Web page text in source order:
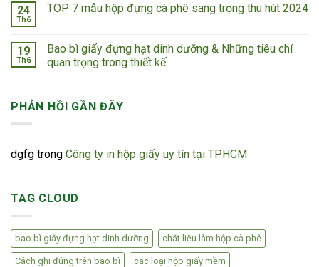
24
Th6
TOP 7 mẫu hộp đựng cà phê sang trọng thu hút 2024
19
Th6
Bao bì giấy đựng hạt dinh dưỡng & Những tiêu chí
quan trọng trong thiết kế
PHẢN HỒI GẦN ĐÂY
dgfg trong Công ty in hộp giấy uy tín tại TPHCM
TAG CLOUD
bao bì giấy đựng hạt dinh dưỡng chất liệu làm hộp cà phê
Cách ghi đúng trên bao bì các loại hộp giấy mềm